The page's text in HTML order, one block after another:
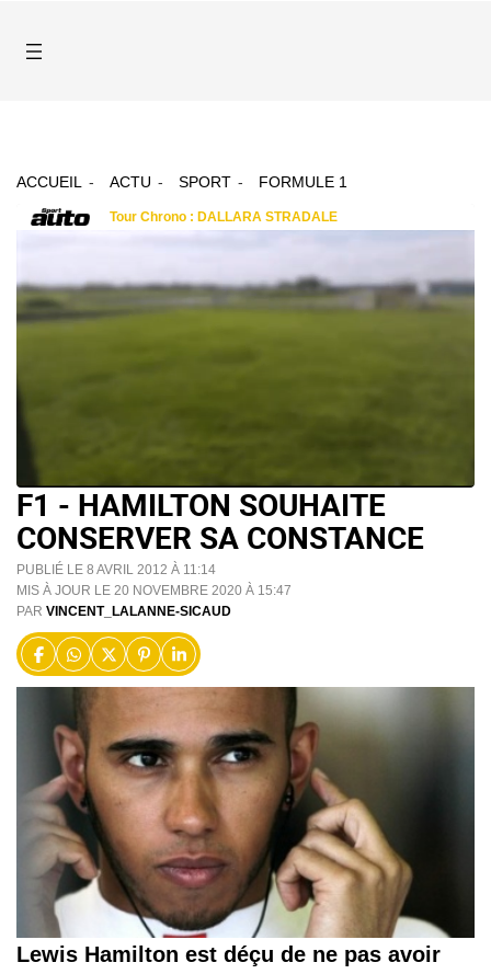
ACCUEIL ACTU SPORT FORMULE 1
F1 - HAMILTON SOUHAITE
CONSERVER SA CONSTANCE
PUBLIÉ LE 8 AVRIL 2012 À 11:14
MIS À JOUR LE 20 NOVEMBRE 2020 À 15:47
PAR VINCENT_LALANNE-SICAUD
Lewis Hamilton est déçu de ne pas avoir